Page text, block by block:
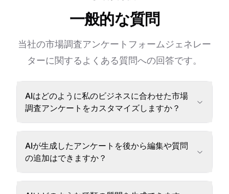
一般的な質問
当社の市場調査アンケートフォームジェネレー
ターに関するよくある質問への回答です。
AIはどのように私のビジネスに合わせた市場
調査アンケートをカスタマイズしますか？
AIが生成したアンケートを後から編集や質問
の追加はできますか？